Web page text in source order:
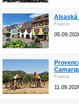
Alsaská
Francie
Francie